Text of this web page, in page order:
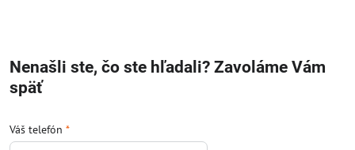
Nenašli ste, čo ste hľadali? Zavoláme Vám
späť
Váš telefón *